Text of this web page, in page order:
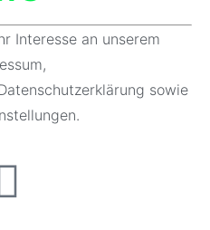
Interesse an unserem
sowie